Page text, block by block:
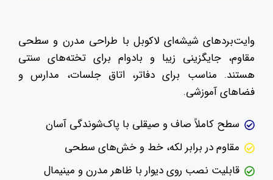
وایت‌بردهای شیشه‌ای لاکوبل با طراحی مدرن و سطحی
مقاوم، جایگزینی زیبا و بادوام برای تخته‌های سنتی
هستند. مناسب برای دفاتر، اتاق جلسات، مدارس و
فضاهای آموزشی.
سطح کاملاً صاف و صیقلی با پاک‌شوندگی آسان
مقاوم در برابر لکه، خط و خش‌های سطحی
قابلیت نصب روی دیوار با ظاهر مدرن و مینیمال